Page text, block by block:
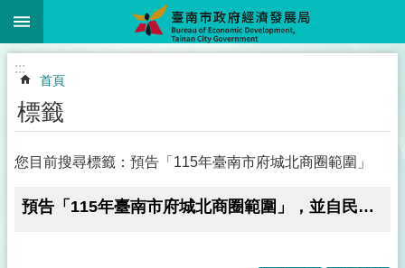
跳到主要內容區塊
:::
首頁
標籤
您目前搜尋標籤：預告「115年臺南市府城北商圈範圍」
預告「115年臺南市府城北商圈範圍」，並自民國115年4月8日起公告30天。